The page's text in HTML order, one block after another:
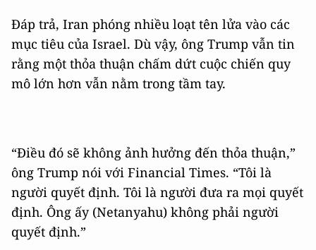
Đáp trả, Iran phóng nhiều loạt tên lửa vào các
mục tiêu của Israel. Dù vậy, ông Trump vẫn tin
rằng một thỏa thuận chấm dứt cuộc chiến quy
mô lớn hơn vẫn nằm trong tầm tay.
“Điều đó sẽ không ảnh hưởng đến thỏa thuận,”
ông Trump nói với Financial Times. “Tôi là
người quyết định. Tôi là người đưa ra mọi quyết
định. Ông ấy (Netanyahu) không phải người
quyết định.”